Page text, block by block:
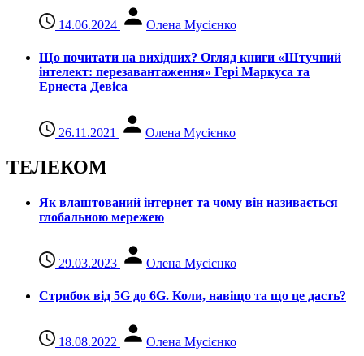
14.06.2024 Олена Мусієнко
Що почитати на вихідних? Огляд книги «Штучний
інтелект: перезавантаження» Гері Маркуса та
Ернеста Девіса
26.11.2021 Олена Мусієнко
ТЕЛЕКОМ
Як влаштований інтернет та чому він називається
глобальною мережею
29.03.2023 Олена Мусієнко
Стрибок від 5G до 6G. Коли, навіщо та що це даcть?
18.08.2022 Олена Мусієнко